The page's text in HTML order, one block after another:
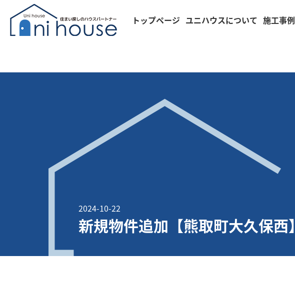
トップページ ユニハウスについて 施工事例
2024-10-22
新規物件追加【熊取町大久保西】